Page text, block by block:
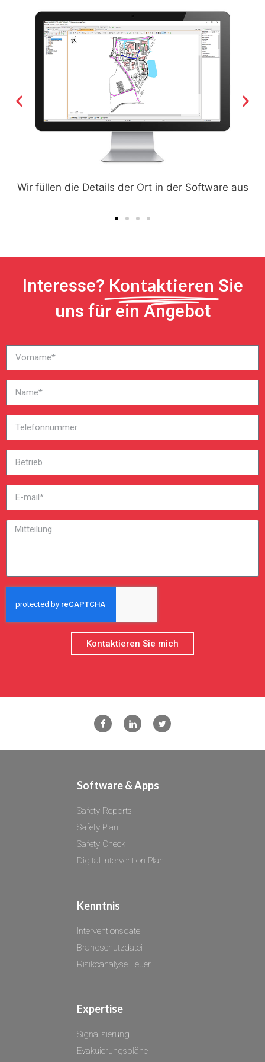
Nach Abschluss der Daten generieren wir die Datei.
Interesse? Kontaktieren Sie
uns für ein Angebot
Kontaktieren Sie mich
Software & Apps
Safety Reports
Safety Plan
Safety Check
Digital Intervention Plan
Kenntnis
Interventionsdatei
Brandschutzdatei
Risikoanalyse Feuer
Expertise
Signalisierung
Evakuierungspläne